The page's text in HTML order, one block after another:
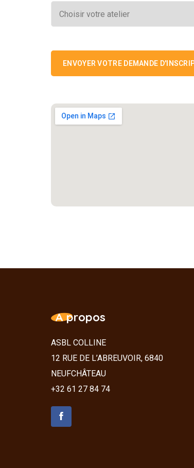
A propos
ASBL COLLINE
12 RUE DE L’ABREUVOIR, 6840
NEUFCHÂTEAU
+32 61 27 84 74